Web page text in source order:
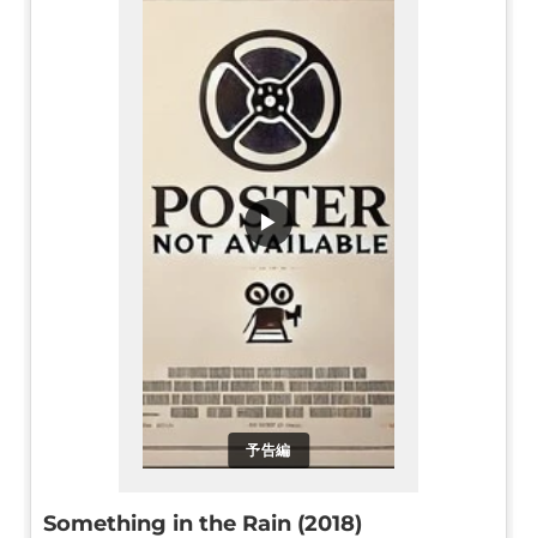
予告編
▶
Something in the Rain (2018)